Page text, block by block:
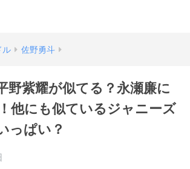
ル 佐野勇斗
野紫耀が似てる？永瀬廉に
他にも似ているジャニーズ
っぱい？